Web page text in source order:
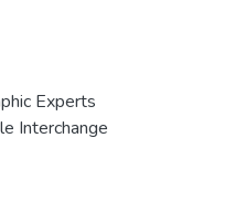
Experts
Interchange